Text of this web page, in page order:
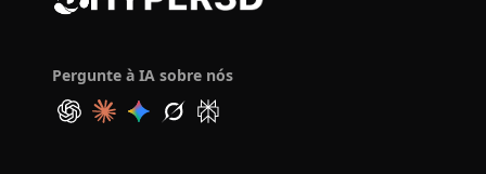
Pergunte à IA sobre nós